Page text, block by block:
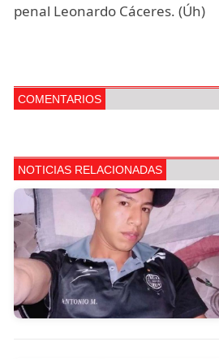
penal Leonardo Cáceres. (Úh)
COMENTARIOS
NOTICIAS RELACIONADAS